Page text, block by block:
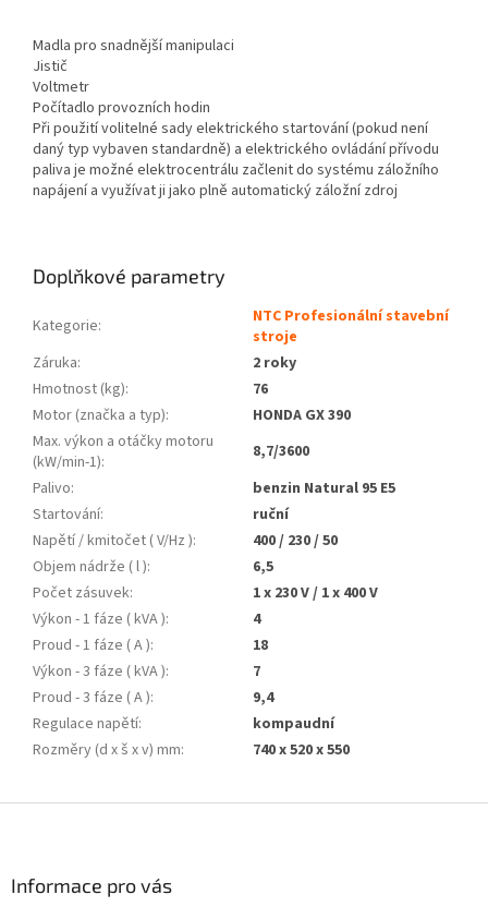
Madla pro snadnější manipulaci
Jistič
Voltmetr
Počítadlo provozních hodin
Při použití volitelné sady elektrického startování (pokud není
daný typ vybaven standardně) a elektrického ovládání přívodu
paliva je možné elektrocentrálu začlenit do systému záložního
napájení a využívat ji jako plně automatický záložní zdroj
Doplňkové parametry
Kategorie:
NTC Profesionální stavební
stroje
Záruka:
2 roky
Hmotnost (kg):
76
Motor (značka a typ):
HONDA GX 390
Max. výkon a otáčky motoru
(kW/min-1):
8,7/3600
Palivo:
benzin Natural 95 E5
Startování:
ruční
Napětí / kmitočet ( V/Hz ):
400 / 230 / 50
Objem nádrže ( l ):
6,5
Počet zásuvek:
1 x 230 V / 1 x 400 V
Výkon - 1 fáze ( kVA ):
4
Proud - 1 fáze ( A ):
18
Výkon - 3 fáze ( kVA ):
7
Proud - 3 fáze ( A ):
9,4
Regulace napětí:
kompaudní
Rozměry (d x š x v) mm: 740 x 520 x 550
Informace pro vás